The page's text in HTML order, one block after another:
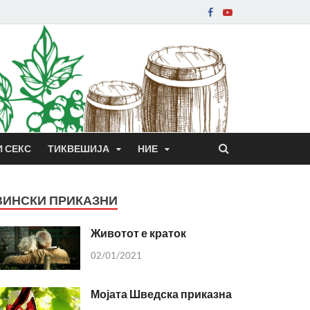
СЕКС ТИКВЕШИЈА НИЕ
ПРИКАЗНИ
Животот е краток
02/01/2021
Мојата Шведска приказна